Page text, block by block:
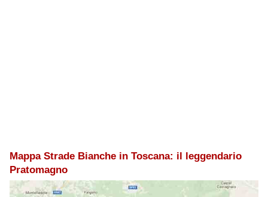
Mappa Strade Bianche in Toscana: il leggendario
Pratomagno